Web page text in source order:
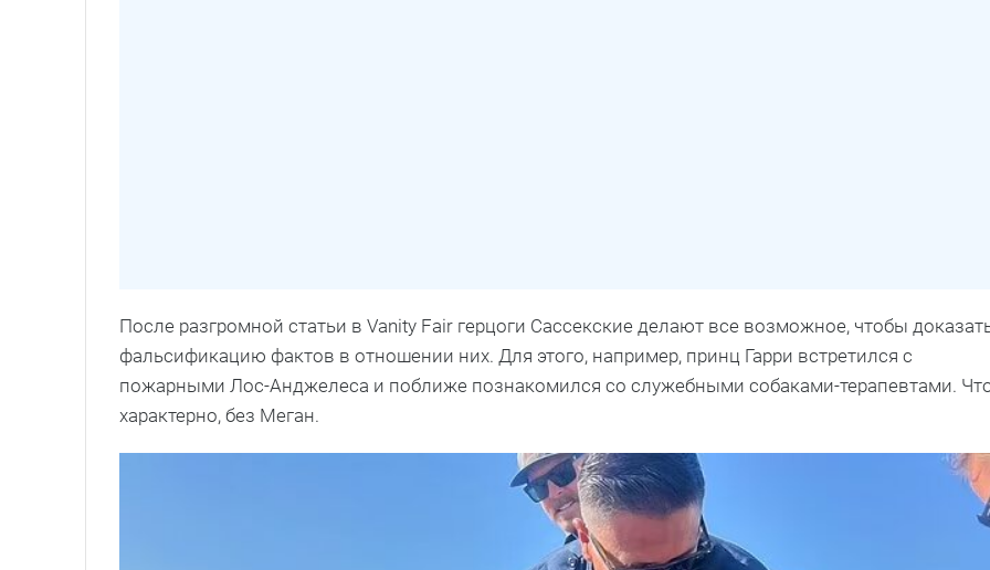
После разгромной статьи в Vanity Fair герцоги Сассекские делают все возможное, чтобы
фальсификацию фактов в отношении них. Для этого, например, принц Гарри встретился с
пожарными Лос-Анджелеса и поближе познакомился со служебными собаками-терапевтами.
характерно, без Меган.